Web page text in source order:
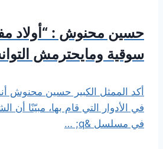
حسين محنوش : “أولاد
سوقية ومايحترمش
أكد الممثل الكبير حسين محنوش
في الأدوار التي قام بها، مبيّنًا أن
في مسلسل &q; …